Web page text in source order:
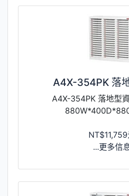
A4X-354PK 落
A4X-354PK 落地型
...更多信